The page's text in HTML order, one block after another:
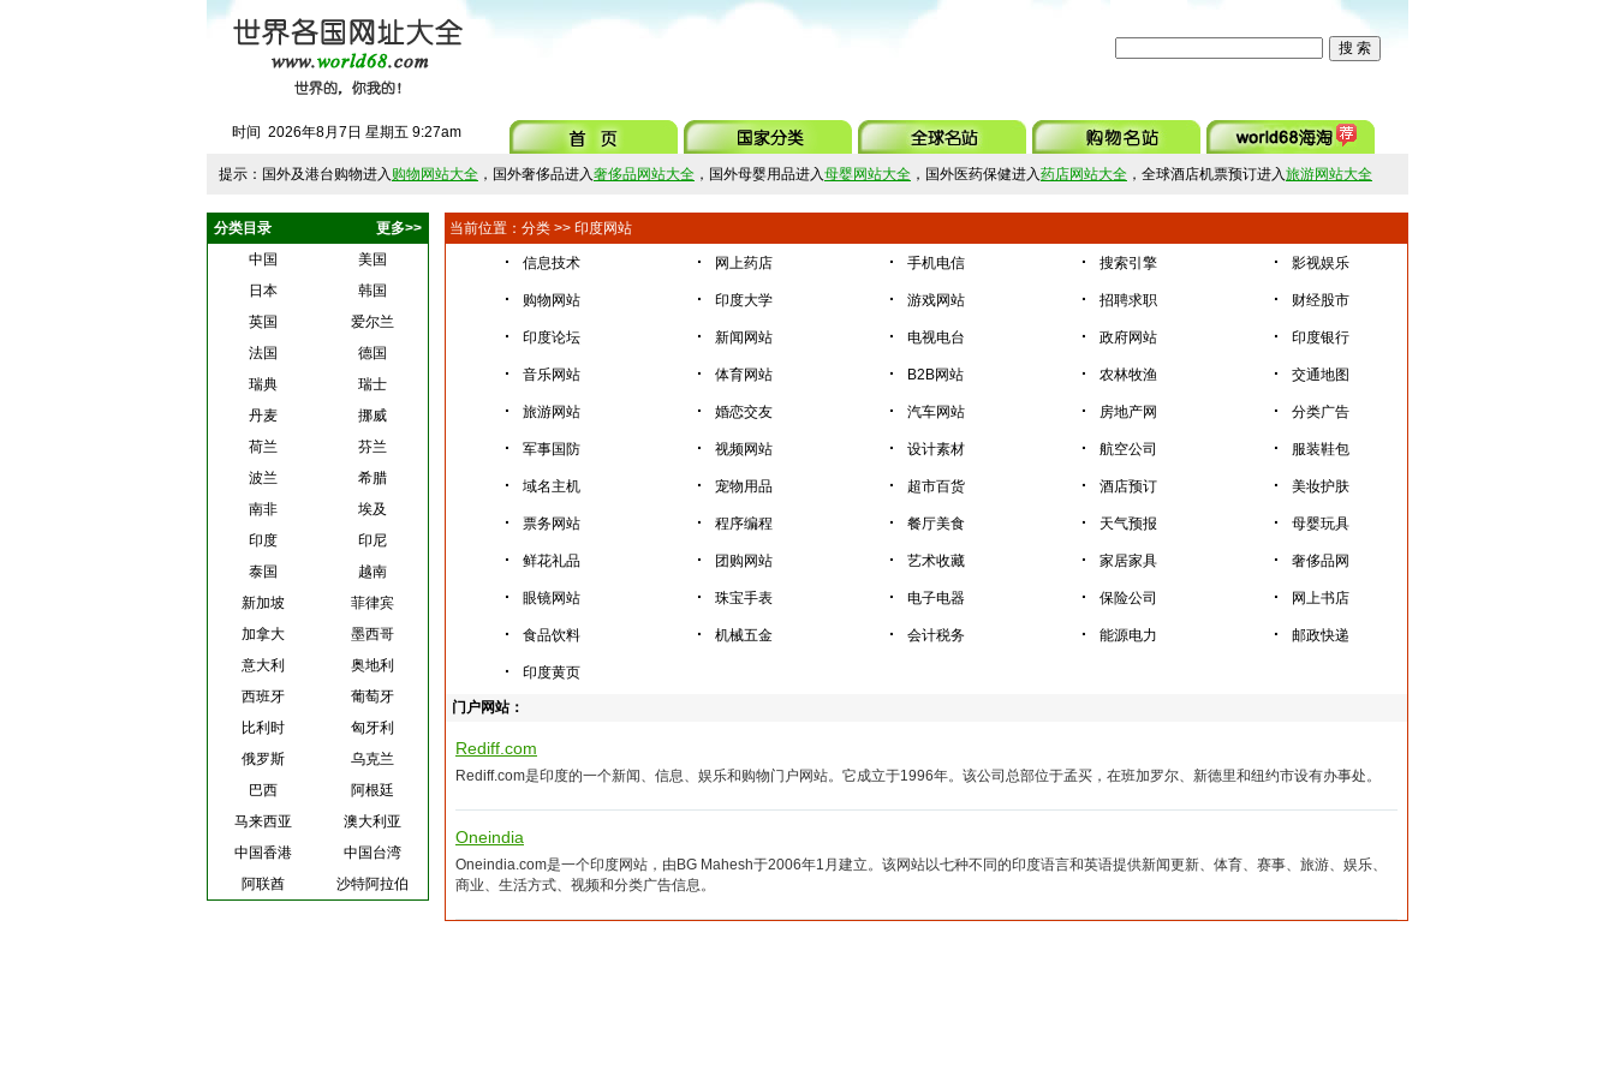
时间 2026年8月 7 日 星期五 9:27am
提示：国外及港台购物进入 购物网站大全 ，国外奢侈品进入奢侈品网站大全 ，国外母婴用品进入母婴网站大全 ，国外医药保健进入药店网站大全 ，全球酒店机票预订进入旅游网站大全
更多>>
分类目录
中国
美国
日本
韩国
英国
爱尔兰
法国
德国
瑞典
瑞士
丹麦
挪威
荷兰
芬兰
波兰
希腊
南非
埃及
印度
印尼
泰国
越南
新加坡
菲律宾
加拿大
墨西哥
意大利
奥地利
西班牙
葡萄牙
比利时
匈牙利
俄罗斯
乌克兰
巴西
阿根廷
马来西亚
澳大利亚
中国香港
中国台湾
阿联酋
沙特阿拉伯
当前位置： 分类 >> 印度网站
· 信息技术 · 网上药店 · 手机电信 · 搜索引擎 · 影视娱乐
· 购物网站 · 印度大学 · 游戏网站 · 招聘求职 · 财经股市
· 印度论坛 · 新闻网站 · 电视电台 · 政府网站 · 印度银行
· 音乐网站 · 体育网站 · B2B网站 · 农林牧渔 · 交通地图
· 旅游网站 · 婚恋交友 · 汽车网站 · 房地产网 · 分类广告
· 军事国防 · 视频网站 · 设计素材 · 航空公司 · 服装鞋包
· 域名主机 · 宠物用品 · 超市百货 · 酒店预订 · 美妆护肤
· 票务网站 · 程序编程 · 餐厅美食 · 天气预报 · 母婴玩具
· 鲜花礼品 · 团购网站 · 艺术收藏 · 家居家具 · 奢侈品网
· 眼镜网站 · 珠宝手表 · 电子电器 · 保险公司 · 网上书店
· 食品饮料 · 机械五金 · 会计税务 · 能源电力 · 邮政快递
· 印度黄页
门户网站：
Rediff.com
Rediff.com是印度的一个新闻、信息、娱乐和购物门户网站。它成立于1996年。该公司总部位于孟买，在班加罗尔、新德里和纽约市设有办事处。
Oneindia
Oneindia.com是一个印度网站，由BG Mahesh于2006年1月建立。该网站以七种不同的印度语言和英语提供新闻更新、体育、赛事、旅游、娱乐、
商业、生活方式、视频和分类广告信息。